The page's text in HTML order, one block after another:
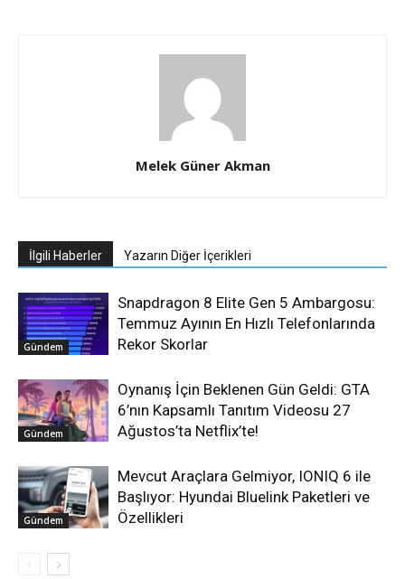
Melek Güner Akman
İlgili Haberler Yazarın Diğer İçerikleri
Gündem
Snapdragon 8 Elite Gen 5 Ambargosu:
Temmuz Ayının En Hızlı Telefonlarında
Rekor Skorlar
Gündem
Oynanış İçin Beklenen Gün Geldi: GTA
6’nın Kapsamlı Tanıtım Videosu 27
Ağustos’ta Netflix’te!
Gündem
Mevcut Araçlara Gelmiyor, IONIQ 6 ile
Başlıyor: Hyundai Bluelink Paketleri ve
Özellikleri